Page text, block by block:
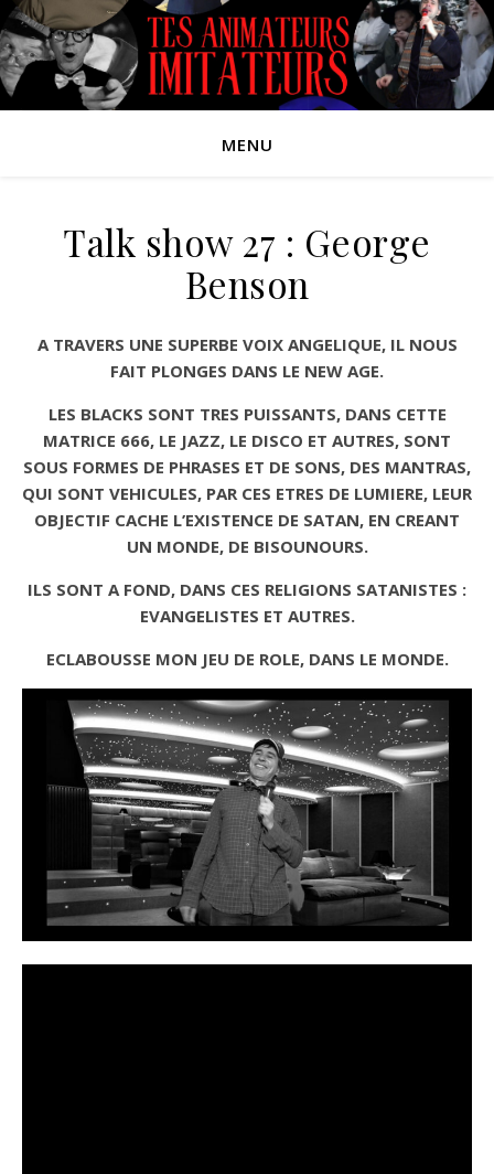
MENU
Talk show 27 : George
Benson
A TRAVERS UNE SUPERBE VOIX ANGELIQUE, IL NOUS
FAIT PLONGES DANS LE NEW AGE.
LES BLACKS SONT TRES PUISSANTS, DANS CETTE
MATRICE 666, LE JAZZ, LE DISCO ET AUTRES, SONT
SOUS FORMES DE PHRASES ET DE SONS, DES MANTRAS,
QUI SONT VEHICULES, PAR CES ETRES DE LUMIERE, LEUR
OBJECTIF CACHE L’EXISTENCE DE SATAN, EN CREANT
UN MONDE, DE BISOUNOURS.
ILS SONT A FOND, DANS CES RELIGIONS SATANISTES :
EVANGELISTES ET AUTRES.
ECLABOUSSE MON JEU DE ROLE, DANS LE MONDE.